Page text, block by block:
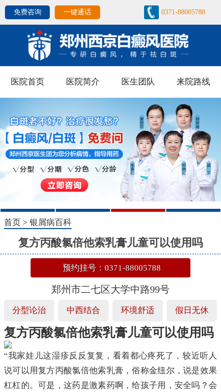
免费咨询 一键通话 0371-88005788
医院首页 医院简介 医生团队 来院路线
1 2 3 4
首页 > 银屑病百科
复方丙酸氯倍他索乳膏儿童可以使用吗
预约挂号：0371-88005788
郑州市二七区大学中路99号
分型论治 中西结合 环境舒适 假日无休
复方丙酸氯倍他索乳膏儿童可以使用吗
“我家娃儿这湿疹反反复复，看着都心疼死了，较近听人
说可以用复方丙酸氯倍他索乳膏，俗称金纽尔，说是效果
杠杠的。可是，这药是激素药啊，给孩子用，安全吗？会